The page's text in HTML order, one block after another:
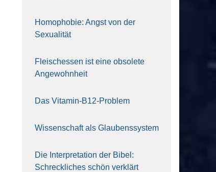
Homo­pho­bie: Angst von der
Sexua­li­tät
Fleisch­essen ist eine obso­le­te
An‍ge‍wohn‍heit
Das Vit­amin-B12-Pro­blem
Wis­sen­schaft als Glau­bens­sys­tem
Die Inter­pre­ta­ti­on der Bibel:
Schreck­li­ches schön ver­klärt